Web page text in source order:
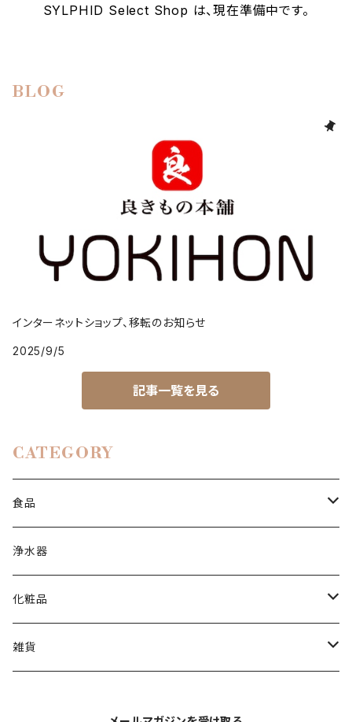
SYLPHID Select Shop は、現在準備中です。
BLOG
インターネットショップ、移転のお知らせ
2025/9/5
記事一覧を見る
CATEGORY
食品
塩・砂糖
焼成岩塩
サプリメント
ドリンク
浄水器
化粧品
美容液
雑貨